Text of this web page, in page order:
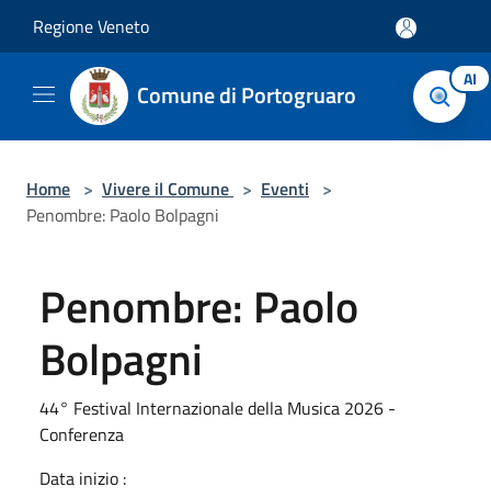
Regione Veneto
Comune di Portogruaro AI
Home > Vivere il Comune > Eventi >
Penombre: Paolo Bolpagni
Penombre: Paolo
Bolpagni
44° Festival Internazionale della Musica 2026 -
Conferenza
Data inizio :